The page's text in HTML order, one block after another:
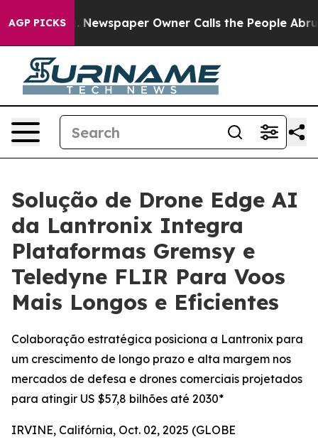
AGP PICKS
Newspaper Owner Calls the People Abruptly
Solução de Drone Edge AI
da Lantronix Integra
Plataformas Gremsy e
Teledyne FLIR Para Voos
Mais Longos e Eficientes
Colaboração estratégica posiciona a Lantronix para
um crescimento de longo prazo e alta margem nos
mercados de defesa e drones comerciais projetados
para atingir US $57,8 bilhões até 2030*
IRVINE, Califórnia, Oct. 02, 2025 (GLOBE